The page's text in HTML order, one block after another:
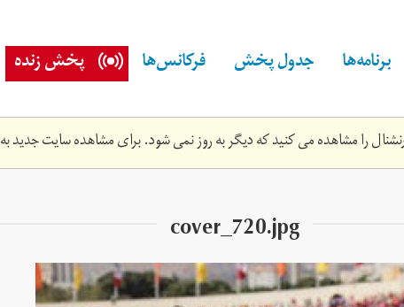
برنامه‌ها جدول پخش فرکانس‌ها پخش زنده
را مشاهده می کنید که دیگر به روز نمی شود. برای مشاهده سایت جدید به
cover_720.jpg